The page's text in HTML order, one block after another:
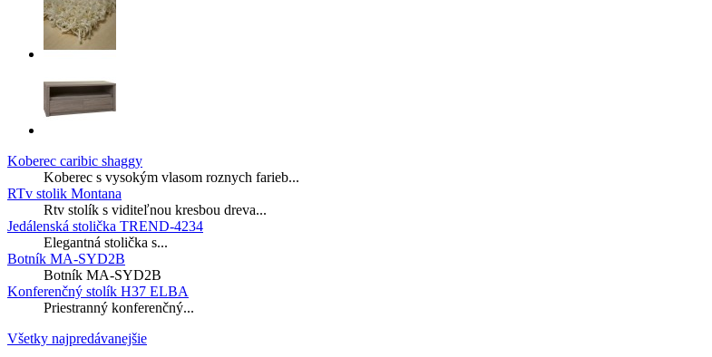
Koberec caribic shaggy
Koberec s vysokým vlasom roznych farieb...
RTv stolik Montana
Rtv stolík s viditeľnou kresbou dreva...
Jedálenská stolička TREND-4234
Elegantná stolička s...
Botník MA-SYD2B
Botník MA-SYD2B
Konferenčný stolík H37 ELBA
Priestranný konferenčný...
Všetky najpredávanejšie